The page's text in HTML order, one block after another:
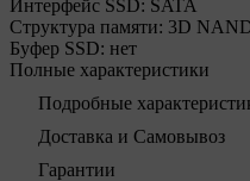
Интерфейс SSD: SATA
Структура памяти: 3D
Буфер SSD: нет
Полные характеристики
Подробные
Доставка и Самовывоз
Гарантии